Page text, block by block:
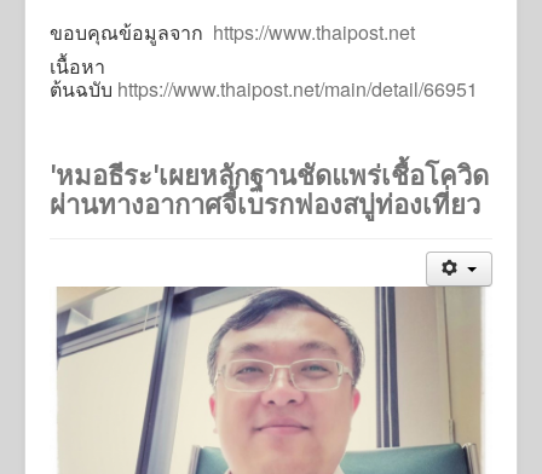
ขอบคุณข้อมูลจาก https://www.thaipost.net
เนื้อหา
ต้นฉบับ https://www.thaipost.net/main/detail/66951
'หมอธีระ'เผยหลักฐานชัดแพร่เชื้อโควิด
ผ่านทางอากาศจี้เบรกฟองสบู่ท่องเที่ยว